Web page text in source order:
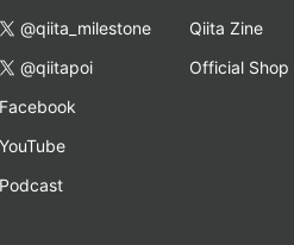
@qiita_milestone
@qiitapoi
Facebook
YouTube
Podcast
Qiita Zine
Official Shop